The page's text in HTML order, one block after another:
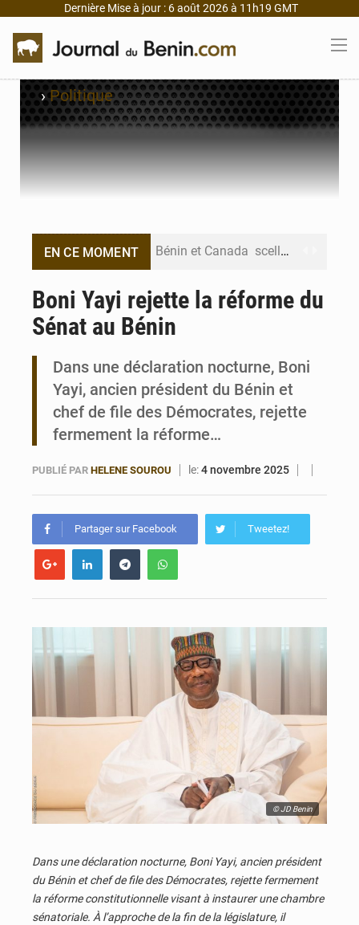
Dernière Mise à jour : 6 août 2026 à 11h19 GMT
›Politique
EN CE MOMENT Bénin et Canada scellent un partenariat inédit
FÉBÉBOXE : la gouvernance, premier combat de la mandature 2026-2030
Boni Yayi rejette la réforme du
Sénat au Bénin
Dans une déclaration nocturne, Boni
Yayi, ancien président du Bénin et
chef de file des Démocrates, rejette
fermement la réforme…
PUBLIÉ PAR HELENE SOUROU le:4 novembre 2025
Partager sur Facebook Tweetez!
© JD Benin
Dans une déclaration nocturne, Boni Yayi, ancien président
du Bénin et chef de file des Démocrates, rejette fermement
la réforme constitutionnelle visant à instaurer une chambre
sénatoriale. À l’approche de la fin de la législature, il